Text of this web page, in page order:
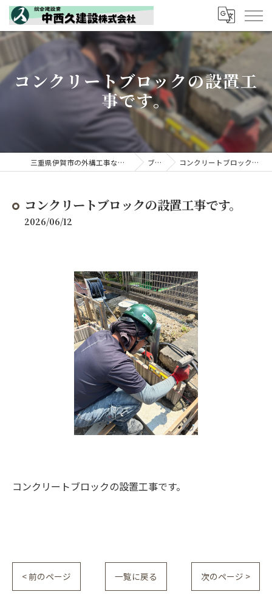
コンクリートブロックの設置工
事です。
三重県伊賀市の外構工事なら中西久建設株式会社 ブログ コンクリートブロックの設置工事です。
コンクリートブロックの設置工事です。
2026/06/12
コンクリートブロックの設置工事です。
< 前のページ 一覧に戻る 次のページ >